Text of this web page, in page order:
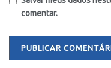
comentar.